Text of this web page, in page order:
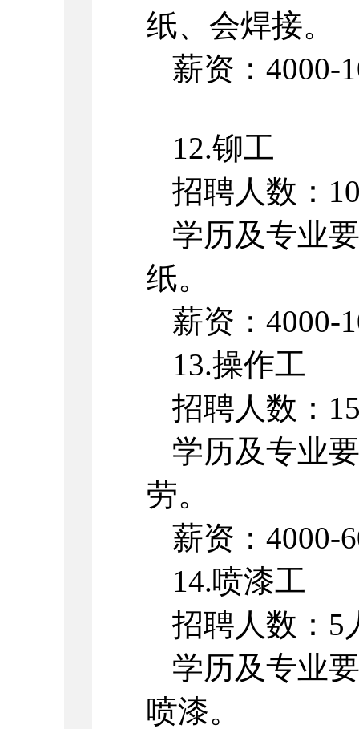
纸、会焊接。
薪资：4000-
12.铆工
招聘人数：
学历及专业
纸。
薪资：4000-
13.操作工
招聘人数：
学历及专业
劳。
薪资：4000-
14.喷漆工
招聘人数：5
学历及专业
喷漆。